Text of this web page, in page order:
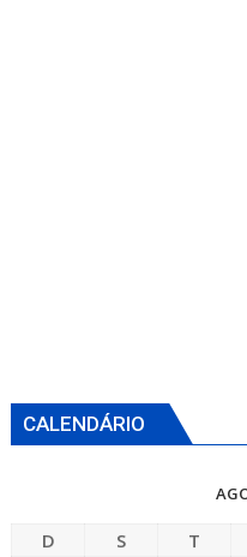
CALENDÁRIO
D S T